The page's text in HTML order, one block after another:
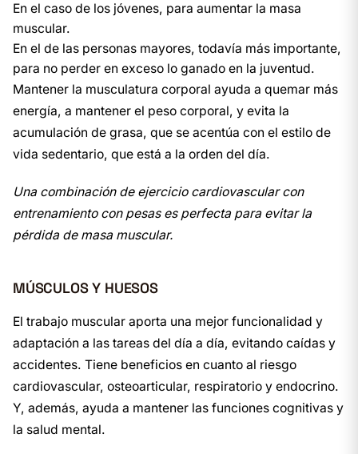
En el caso de los jóvenes, para aumentar la masa
muscular.
En el de las personas mayores, todavía más importante,
para no perder en exceso lo ganado en la juventud.
Mantener la musculatura corporal ayuda a quemar más
energía, a mantener el peso corporal, y evita la
acumulación de grasa, que se acentúa con el estilo de
vida sedentario, que está a la orden del día.
Una combinación de ejercicio cardiovascular con
entrenamiento con pesas es perfecta para evitar la
pérdida de masa muscular.
MÚSCULOS Y HUESOS
El trabajo muscular aporta una mejor funcionalidad y
adaptación a las tareas del día a día, evitando caídas y
accidentes. Tiene beneficios en cuanto al riesgo
cardiovascular, osteoarticular, respiratorio y endocrino.
Y, además, ayuda a mantener las funciones cognitivas y
la salud mental.